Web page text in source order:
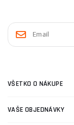
VŠETKO O NÁKUPE
VAŠE OBJEDNÁVKY